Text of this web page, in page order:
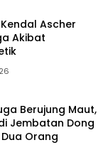
Ascher
Akibat
Berujung Maut,
Jembatan Dong
Orang